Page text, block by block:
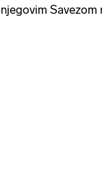
njegovim